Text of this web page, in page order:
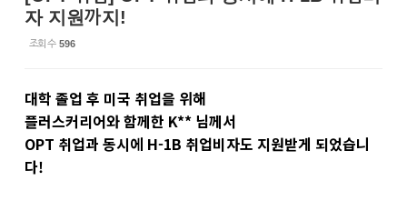
자 지원까지!
조회 수 596
대학 졸업 후 미국 취업을 위해
플러스커리어와 함께한 K** 님께서
OPT 취업과 동시에 H-1B 취업비자도 지원받게 되었습니
다!